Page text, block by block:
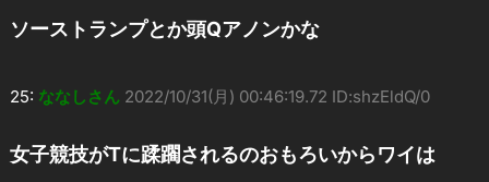
ソーストランプとか頭Qアノンかな
25: ななしさん 2022/10/31(月) 00:46:19.72 ID:shzEldQ/0
女子競技がTに蹂躙されるのおもろいからワイは